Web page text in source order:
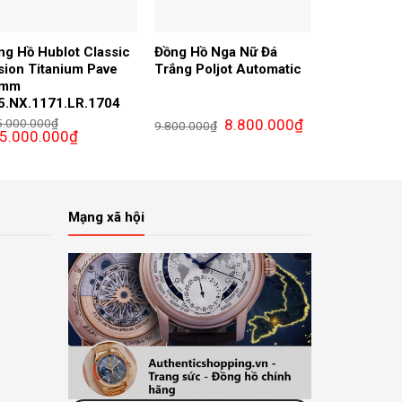
Hồ Hublot Classic
Titanium Pave
₫
₫Giá
Đồng Hồ Nga Nữ Đá
Trắng Poljot Automatic
9.800.000₫ Giá
gốc
8.800.000₫Giá
hiện
Mạng xã hội